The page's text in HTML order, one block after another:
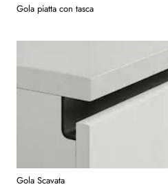
Gola piatta con tasca
Gola Scavata